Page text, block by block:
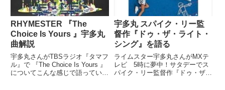
RHYMESTER 『The
Choice Is Yours 』宇多丸
曲解説
宇多丸さんがTBSラジオ『タマフ
ル』で 『The Choice Is Yours 』
についてこんな感じで語っていま
宇多丸 スパイク・リー監
督作『ドゥ・ザ・ライト・
シング』を語る
ライムスター宇多丸さんがMXテ
レビ 5時に夢中！サタデーでス
パイク・リー監督作『ドゥ・ザ・